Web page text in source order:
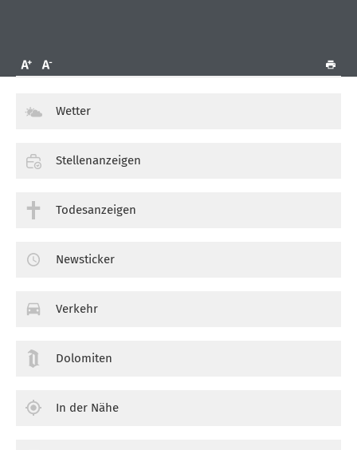
Wetter
Stellenanzeigen
Todesanzeigen
Newsticker
Verkehr
Dolomiten
In der Nähe